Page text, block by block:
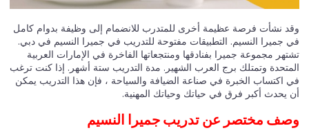
وقد نشأت فرصة عظيمة أخرى للمتدرب للانضمام إلى وظيفة بدوام كامل
في جميرا النسيم. التطبيقات مفتوحة للتدريب في جميرا النسيم في دبي.
تشتهر مجموعة جميرا بفنادقها ومنتجعاتها الفاخرة في الإمارات العربية
المتحدة وتمتلك برج العرب الشهير. مدة التدريب ستة أشهر. إذا كنت ترغب
في اكتساب الخبرة في صناعة الضيافة والسياحة ، فإن هذا التدريب يمكن
أن يحدث أكبر فرق في حياتك وحياتك المهنية.
وصف مختصر عن تدريب جميرا النسيم